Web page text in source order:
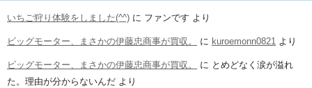
いちご狩り体験をしました(^^) に ファンです より
ビッグモーター、まさかの伊藤忠商事が買収。 に kuroemonn0821 より
ビッグモーター、まさかの伊藤忠商事が買収。 に とめどなく涙が溢れ
た。理由が分からないんだ より